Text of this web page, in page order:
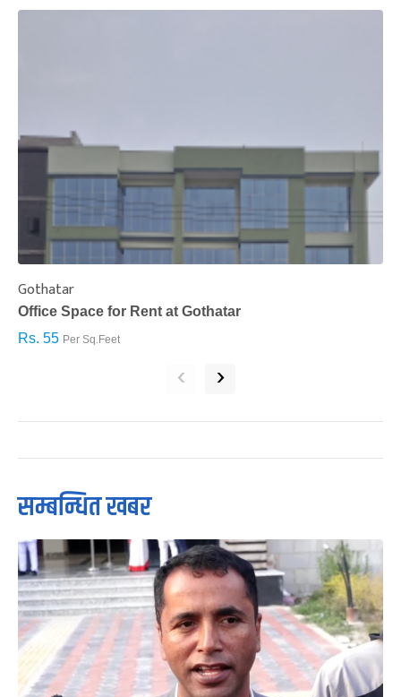
Gothatar
Office Space for Rent at Gothatar
Rs. 55 Per Sq.Feet
‹ ›
सम्बन्धित खबर